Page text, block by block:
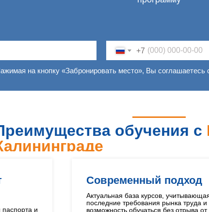
+7
на кнопку «Забронировать место», Вы
обучения с
и
Современный подход
Актуальная база курсов,
последние требования рынка труда и
возможность обучаться без отрыва от